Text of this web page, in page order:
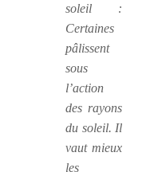
soleil :
Certaines
pâlissent
sous
l’action
des rayons
du soleil. Il
vaut mieux
les